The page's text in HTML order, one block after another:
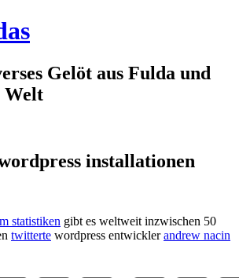
Gelöt aus Fulda und
Welt
installationen
statistiken gibt es weltweit inzwischen 50
twitterte wordpress entwicklerandrew nacin